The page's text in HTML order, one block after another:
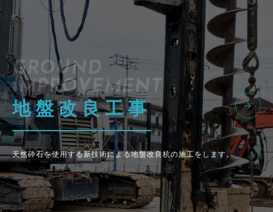
地盤改良工事
天然砕石を使用する新技術による地盤改良杭の施工をします。
GROUND
IMPROVEMENT